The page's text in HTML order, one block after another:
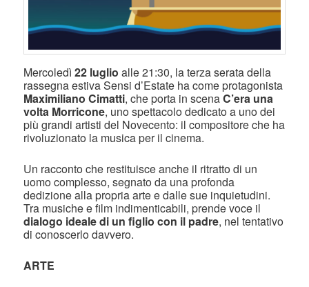
Mercoledì22 luglio alle 21:30, la terza serata della
rassegna estiva Sensi d’Estate ha come protagonista
Maximiliano Cimatti, che porta in scenaC’era una
volta Morricone, uno spettacolo dedicato a uno dei
più grandi artisti del Novecento: il compositore che ha
rivoluzionato la musica per il cinema.
Un racconto che restituisce anche il ritratto di un
uomo complesso, segnato da una profonda
dedizione alla propria arte e dalle sue inquietudini.
Tra musiche e film indimenticabili, prende voce il
dialogo ideale di un figlio con il padre, nel tentativo
di conoscerlo davvero.
ARTE